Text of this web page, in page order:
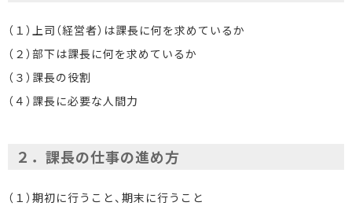
（１）上司（経営者）は課長に何を求めているか
（２）部下は課長に何を求めているか
（３）課長の役割
（４）課長に必要な人間力
２．課長の仕事の進め方
（１）期初に行うこと、期末に行うこと